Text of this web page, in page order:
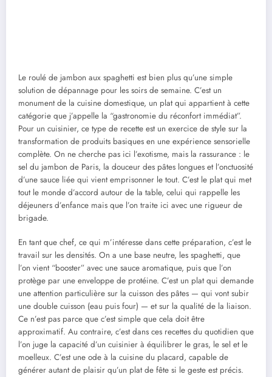
Le roulé de jambon aux spaghetti est bien plus qu’une simple
solution de dépannage pour les soirs de semaine. C’est un
monument de la cuisine domestique, un plat qui appartient à cette
catégorie que j’appelle la “gastronomie du réconfort immédiat”.
Pour un cuisinier, ce type de recette est un exercice de style sur la
transformation de produits basiques en une expérience sensorielle
complète. On ne cherche pas ici l’exotisme, mais la rassurance : le
sel du jambon de Paris, la douceur des pâtes longues et l’onctuosité
d’une sauce liée qui vient emprisonner le tout. C’est le plat qui met
tout le monde d’accord autour de la table, celui qui rappelle les
déjeuners d’enfance mais que l’on traite ici avec une rigueur de
brigade.
En tant que chef, ce qui m’intéresse dans cette préparation, c’est le
travail sur les densités. On a une base neutre, les spaghetti, que
l’on vient “booster” avec une sauce aromatique, puis que l’on
protège par une enveloppe de protéine. C’est un plat qui demande
une attention particulière sur la cuisson des pâtes — qui vont subir
une double cuisson (eau puis four) — et sur la qualité de la liaison.
Ce n’est pas parce que c’est simple que cela doit être
approximatif. Au contraire, c’est dans ces recettes du quotidien que
l’on juge la capacité d’un cuisinier à équilibrer le gras, le sel et le
moelleux. C’est une ode à la cuisine du placard, capable de
générer autant de plaisir qu’un plat de fête si le geste est précis.